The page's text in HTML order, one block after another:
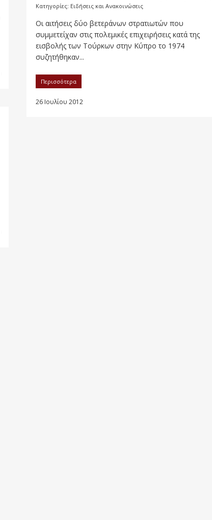
Κατηγορίες: Ειδήσεις και Ανακοινώσεις
Οι αιτήσεις δύο βετεράνων στρατιωτών που
συμμετείχαν στις πολεμικές επιχειρήσεις κατά της
εισβολής των Τούρκων στην Κύπρο το 1974
συζητήθηκαν...
Περισσότερα
26 Ιουλίου 2012